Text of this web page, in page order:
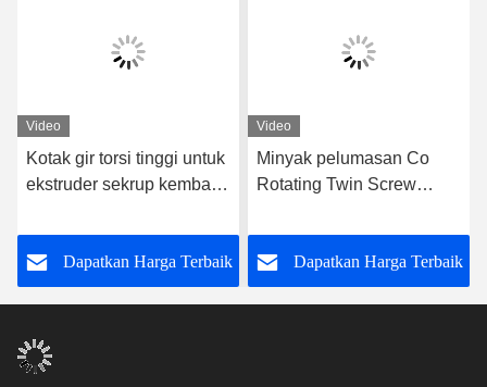
Video
Kotak gir torsi tinggi untuk
ekstruder sekrup kembar
untuk sistem ekstrusi ko-
rotasiDapatkan Harga Terbaik
Video
Minyak pelumasan Co
Rotating Twin Screw
Hubungi Kami Input
PowerDapatkan Harga Terbaik